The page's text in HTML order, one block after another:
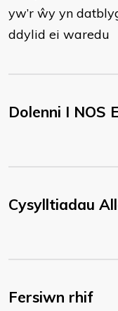
yw’r ŵy yn
ddylid ei waredu
Dolenni I NOS
Cysylltiadau
Fersiwn rhif